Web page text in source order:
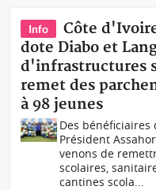
Info
Côte
dote Diabo et
d'infrastructures
remet des
à 98 jeunes
Des
Président
venons de
scolaires,
cantines scola...